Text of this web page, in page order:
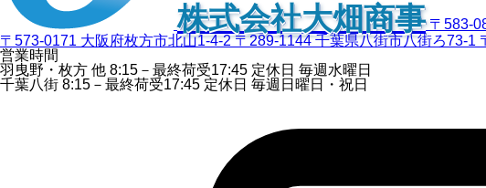
株式会社大畑商事 〒583-
〒573-0171 大阪府枚方市北山1-4-2 〒289-1144 千葉県八街市八街ろ73-1
営業時間
羽曳野・枚方 他 8:15－最終荷受17:45 定休日 毎週水曜日
千葉八街 8:15－最終荷受17:45 定休日 毎週日曜日・祝日